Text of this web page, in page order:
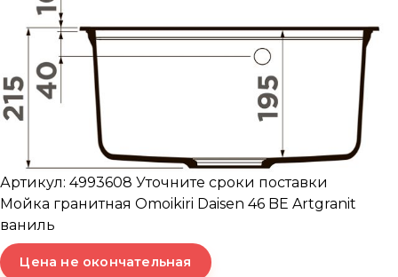
Артикул: 4993608 Уточните сроки поставки
Мойка гранитная Omoikiri Daisen 46 BE Artgranit
ваниль
Цена не окончательная